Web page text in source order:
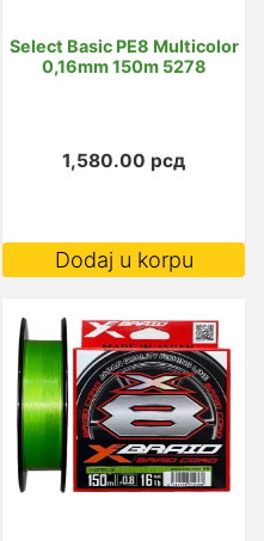
stranici
proizvoda.
Select Basic PE8 Multicolor
0,16mm 150m 5278
1,580.00 рсд
Dodaj u korpu